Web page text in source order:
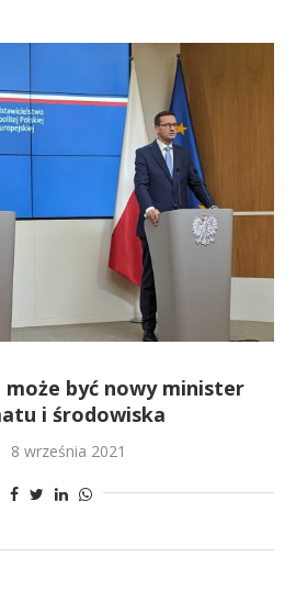
może być nowy minister
i środowiska
8 września 2021